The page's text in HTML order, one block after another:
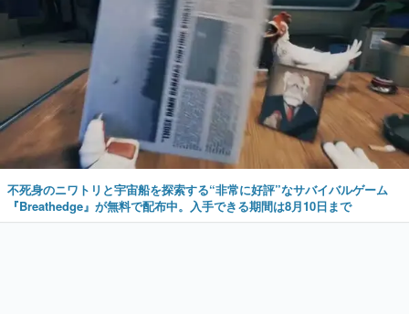
不死身のニワトリと宇宙船を探索する“非常に好評”なサバイバルゲーム
『Breathedge』が無料で配布中。入手できる期間は8月10日まで